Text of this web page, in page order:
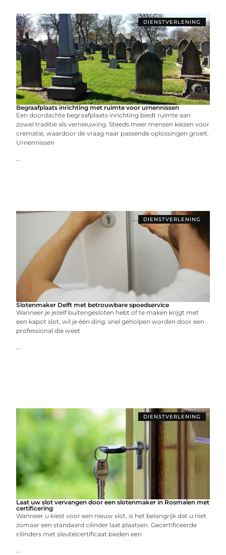
DIENSTVERLENING
Begraafplaats inrichting met ruimte voor urnennissen
Een doordachte begraafplaats inrichting biedt ruimte aan
zowel traditie als vernieuwing. Steeds meer mensen kiezen voor
crematie, waardoor de vraag naar passende oplossingen groeit.
Urnennissen
...
DIENSTVERLENING
Slotenmaker Delft met betrouwbare spoedservice
Wanneer je jezelf buitengesloten hebt of te maken krijgt met
een kapot slot, wil je één ding: snel geholpen worden door een
professional die weet
...
DIENSTVERLENING
Laat uw slot vervangen door een slotenmaker in Rosmalen met
certificering
Wanneer u kiest voor een nieuw slot, is het belangrijk dat u niet
zomaar een standaard cilinder laat plaatsen. Gecertificeerde
cilinders met sleutelcertificaat bieden een
...